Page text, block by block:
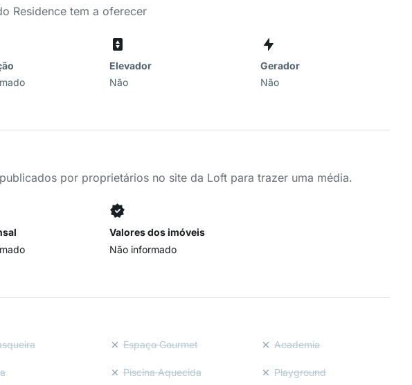
Residence tem a oferecer
Elevador
Não
Gerador
Não
por proprietários no site da Loft para trazer uma média.
Valores dos imóveis
Não informado
Espaço Gourmet Academia
Piscina Aquecida Playground